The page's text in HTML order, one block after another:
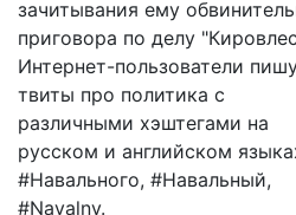
зачитывания ему
приговора по делу
Интернет-пользователи
твиты про политика с
различными хэштегами на
русском и английском
#Навального, #Навальный,
#Navalny.